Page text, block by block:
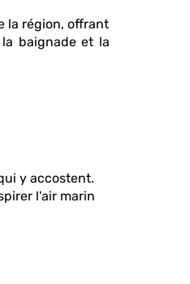
la région, offrant
baignade et la
y accostent.
l'air marin